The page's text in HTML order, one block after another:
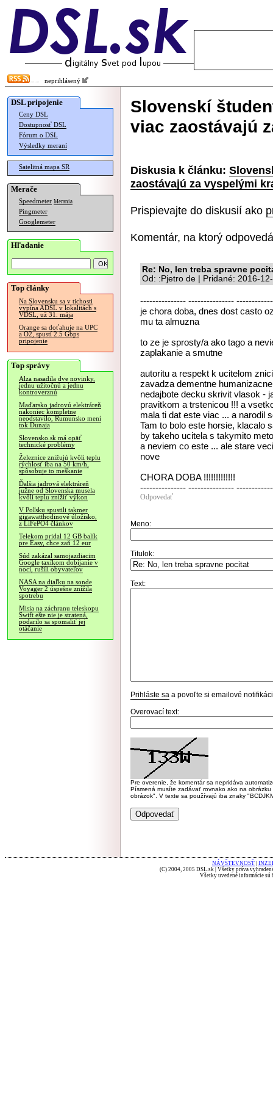
neprihlásený
DSL pripojenie
Ceny DSL
Dostupnosť DSL
Fórum o DSL
Výsledky meraní
Satelitná mapa SR
Merače
Speedmeter Merania
Pingmeter
Googlemeter
Hľadanie
Top články
Na Slovensku sa v tichosti
vypína ADSL v lokalitách s
VDSL, už 31. mája
Orange sa doťahuje na UPC
a O2, spustí 2.5 Gbps
pripojenie
Top správy
Alza nasadila dve novinky,
jednu užitočnú a jednu
kontroverznú
Maďarsko jadrovú elektráreň
nakoniec kompletne
neodstavilo, Rumunsko mení
tok Dunaja
Slovensko.sk má opäť
technické problémy
Železnice znižujú kvôli teplu
rýchlosť iba na 50 km/h,
spôsobuje to meškanie
Ďalšia jadrová elektráreň
južne od Slovenska musela
kvôli teplu znížiť výkon
V Poľsku spustili takmer
gigawatthodinové úložisko,
z LiFePO4 článkov
Telekom pridal 12 GB balík
pre Easy, chce zaň 12 eur
Súd zakázal samojazdiacim
Google taxíkom dobíjanie v
noci, rušili obyvateľov
NASA na diaľku na sonde
Voyager 2 úspešne znížila
spotrebu
Misia na záchranu teleskopu
Swift ešte nie je stratená,
podarilo sa spomaliť jej
otáčanie
Slovenskí
viac zaostávajú
Diskusia k článku:
zaostávajú za vyspelými
Prispievajte do diskusií ako
Komentár, na ktorý
Re: No, len treba spravne
Od: :Pjetro de | Pridané: 2016-
--------------- ---------------
je chora doba, dnes dost casto
mu ta almuzna
to ze je sprosty/a ako tago a
zaplakanie a smutne
autoritu a respekt k ucitelom
zavadza dementne
nedajbote decku skrivit vlasok -
pravitkom a trstenicou !!! a
mala ti dat este viac ... a narodil
Tam to bolo este horsie, klacalo
by takeho ucitela s takymito
a neviem co este ... ale stare
nove
CHORA DOBA !!!!!!!!!!!!!
--------------- ---------------
Odpovedať
Meno:
Titulok:
Text:
Prihláste sa a povoľte si emailové
Overovací text:
Pre overenie, že komentár sa nepridáva
Písmená musíte zadávať rovnako ako na
obrázok". V texte sa používajú iba znaky
NÁVŠTEVNOSŤ
(C) 2004, 2005 DSL.sk | Všetky práva
Všetky uvedené informácie sú